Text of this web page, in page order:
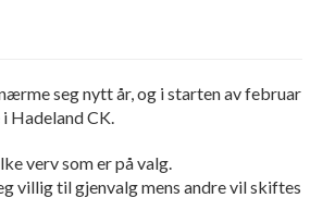
seg nytt år, og i starten av februar
Hadeland CK.
verv som er på valg.
villig til gjenvalg mens andre vil skiftes